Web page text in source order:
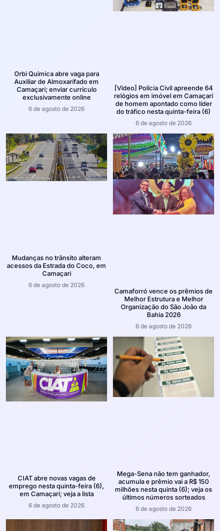
Orbi Química abre vaga para
Auxiliar de Almoxarifado em
Camaçari; enviar currículo
exclusivamente online
6 de agosto de 2026
[Vídeo] Polícia Civil apreende 64
relógios em imóvel em Camaçari
de homem apontado como líder
do tráfico nesta quinta-feira (6)
6 de agosto de 2026
Mudanças no trânsito alteram
acessos da Estrada do Coco, em
Camaçari
6 de agosto de 2026
Camaforró vence os prêmios de
Melhor Estrutura e Melhor
Organização do São João da
Bahia 2026
6 de agosto de 2026
CIAT abre novas vagas de
emprego nesta quinta-feira (6),
em Camaçari; veja a lista
6 de agosto de 2026
Mega-Sena não tem ganhador,
acumula e prêmio vai a R$ 150
milhões nesta quinta (6); veja os
últimos números sorteados
6 de agosto de 2026